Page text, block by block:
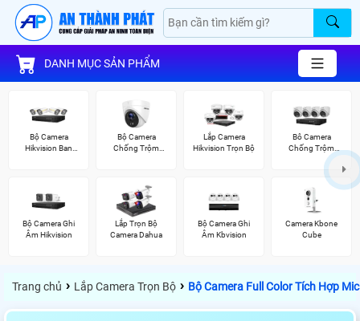
DANH MỤC SẢN PHẨM
Bộ Camera
Hikvision Ban
Bộ Camera
Chống Trộm
Lắp Camera
Hikvision Trọn Bộ
Bô Camera
Chống Trộm
Hikvision
Bộ Camera Ghi
Âm Hikvision
Lắp Trọn Bộ
Camera Dahua
Bộ Camera Ghi
Âm Kbvision
Camera Kbone
Cube
Trang chủ › Lắp Camera Trọn Bộ › Bộ Camera Full Color Tích Hợp